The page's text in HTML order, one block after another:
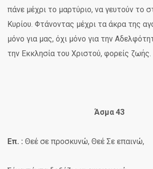
πάνε μέχρι το μαρτύριο, να γευτούν το
Κυρίου. Φτάνοντας μέχρι τα άκρα της
μόνο για μας, όχι μόνο για την
την Εκκλησία του Χριστού, φορείς ζωής.
Άσμα 43
Επ. : Θεέ σε προσκυνώ, Θεέ Σε επαινώ,